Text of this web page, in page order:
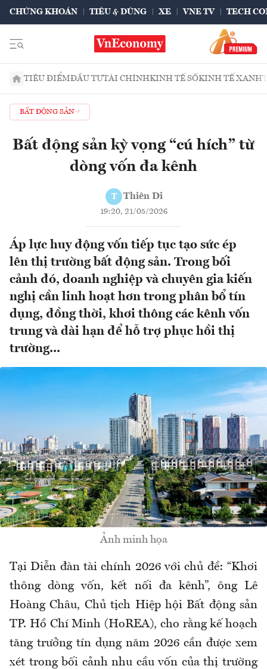
CHỨNG KHOÁN TIÊU & DÙNG XE VNE TV TECH
TIÊU ĐIỂMĐẦU TƯTÀI CHÍNHKINH TẾ SỐKINH TẾ XANH
BẤT ĐỘNG SẢN
Bất động sản kỳ vọng “cú hích” từ
dòng vốn đa kênh
T Thiên Di
19:20, 21/05/2026
Áp lực huy động vốn tiếp tục tạo sức ép
lên thị trường bất động sản. Trong bối
cảnh đó, doanh nghiệp và chuyên gia kiến
nghị cần linh hoạt hơn trong phân bổ tín
dụng, đồng thời, khơi thông các kênh vốn
trung và dài hạn để hỗ trợ phục hồi thị
trường...
Ảnh minh họa
Tại Diễn đàn tài chính 2026 với chủ đề: “Khơi
thông dòng vốn, kết nối đa kênh”, ông Lê
Hoàng Châu, Chủ tịch Hiệp hội Bất động sản
TP. Hồ Chí Minh (HoREA), cho rằng kế hoạch
tăng trưởng tín dụng năm 2026 cần được xem
xét trong bối cảnh nhu cầu vốn của thị trường